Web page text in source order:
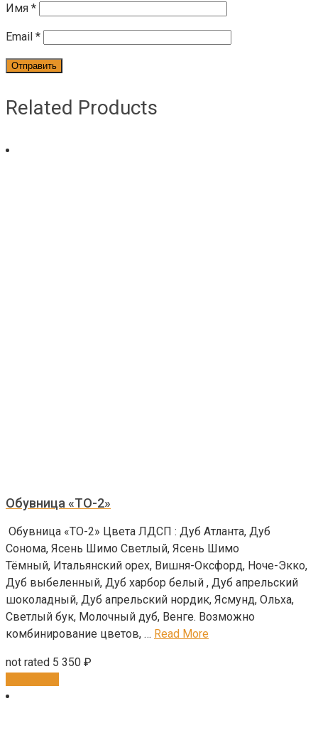
Имя *
Email *
Related Products
Обувница «ТО-2»
Обувница «ТО-2» Цвета ЛДСП : Дуб Атланта, Дуб
Сонома, Ясень Шимо Светлый, Ясень Шимо
Тёмный, Итальянский орех, Вишня-Оксфорд, Ноче-Экко,
Дуб выбеленный, Дуб харбор белый , Дуб апрельский
шоколадный, Дуб апрельский нордик, Ясмунд, Ольха,
Светлый бук, Молочный дуб, Венге. Возможно
комбинирование цветов, … Read More
not rated 5 350 ₽